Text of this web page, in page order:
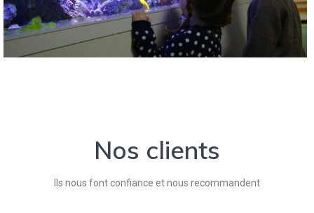
Nos clients
Ils nous font confiance et nous recommandent